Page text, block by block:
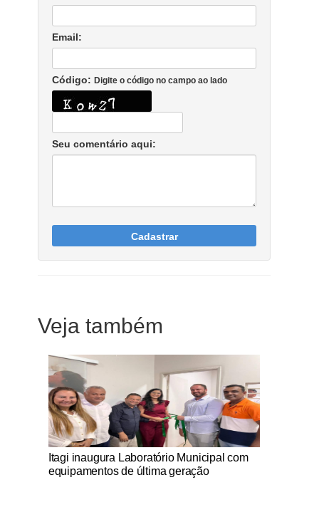
Email:
Código: Digite o código no campo ao lado
Seu comentário aqui:
Cadastrar
Veja também
Notícias Católicas
Itagi inaugura Laboratório Municipal com
equipamentos de última geração